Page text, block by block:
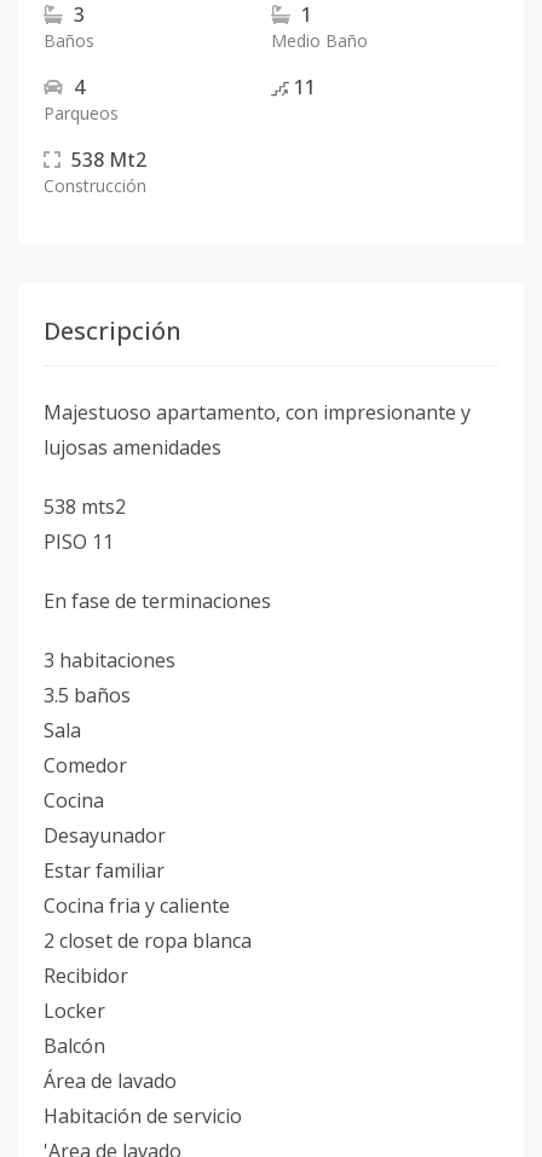
3
Baños
1
Medio Baño
4
Parqueos
11
538 Mt2
Construcción
Descripción
Majestuoso apartamento, con impresionante y
lujosas amenidades
538 mts2
PISO 11
En fase de terminaciones
3 habitaciones
3.5 baños
Sala
Comedor
Cocina
Desayunador
Estar familiar
Cocina fria y caliente
2 closet de ropa blanca
Recibidor
Locker
Balcón
Área de lavado
Habitación de servicio
'Area de lavado